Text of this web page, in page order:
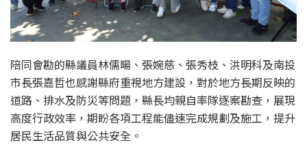
陪同會勘的縣議員林儒暘、張婉慈、張秀枝、洪明科及南投
市長張嘉哲也感謝縣府重視地方建設，對於地方長期反映的
道路、排水及防災等問題，縣長均親自率隊逐案勘查，展現
高度行政效率，期盼各項工程能儘速完成規劃及施工，提升
居民生活品質與公共安全。